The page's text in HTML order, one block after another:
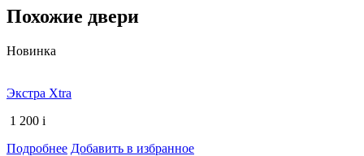
Похожие двери
Новинка
Экстра Xtra
1 200 i
Подробнее Добавить в избранное